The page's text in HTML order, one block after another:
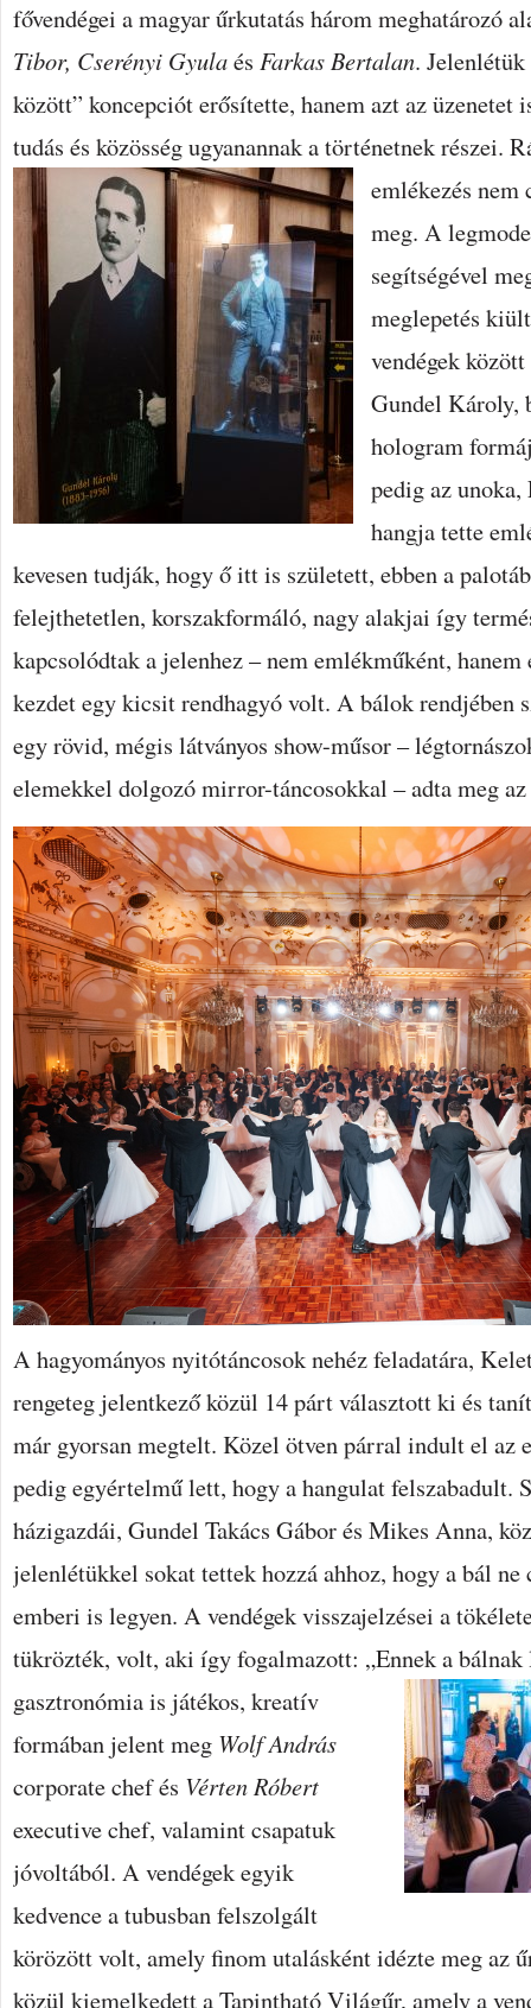
fővendégei a magyar űrkutatás három meghatározó
Tibor, Cserényi Gyulaés FarkasBertalan.
között” koncepciót erősítette, hanem azt az üzenetet
tudás és közösség ugyanannak a történetnek részei.
emlékezés nem
meg. A
segítségével
meglepetés
vendégek
Gundel Károly,
hologram
pedig az
hangja tette
kevesen tudják, hogy ő itt is született, ebben a
felejthetetlen, korszakformáló, nagy alakjai így
kapcsolódtak a jelenhez – nem emlékműként,
kezdet egy kicsit rendhagyó volt. A bálok rendjében
egy rövid, mégis látványos show-műsor –
elemekkel dolgozó mirror-táncosokkal – adta meg
A hagyományos nyitótáncosok nehéz feladatára,
rengeteg jelentkező közül 14 párt választott ki és
már gyorsan megtelt. Közel ötven párral indult el az
pedig egyértelmű lett, hogy a hangulat felszabadult.
házigazdái, Gundel Takács Gábor és Mikes Anna,
jelenlétükkel sokat tettek hozzá ahhoz, hogy a bál ne
emberi is legyen. A vendégek visszajelzései a
tükrözték, volt, aki így fogalmazott: „Ennek a
gasztronómia is játékos, kreatív
formában jelent meg Wolf András
corporate chef és Vérten Róbert
executive chef, valamint csapatuk
jóvoltából. A vendégek egyik
kedvence a tubusban felszolgált
körözött volt, amely finom utalásként idézte meg az
közül kiemelkedett a Tapintható Világűr, amely a